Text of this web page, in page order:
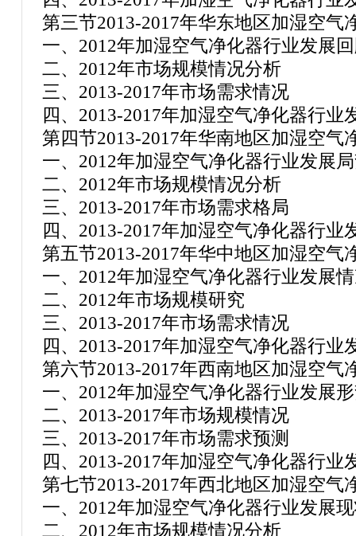
第三节2013-2017年华东地区加湿空气
一、2012年加湿空气净化器行业发展
二、2012年市场规模情况分析
三、2013-2017年市场需求情况
四、2013-2017年加湿空气净化器行业
第四节2013-2017年华南地区加湿空气
一、2012年加湿空气净化器行业发展
二、2012年市场规模情况分析
三、2013-2017年市场需求格局
四、2013-2017年加湿空气净化器行业
第五节2013-2017年华中地区加湿空气
一、2012年加湿空气净化器行业发展
二、2012年市场规模研究
三、2013-2017年市场需求情况
四、2013-2017年加湿空气净化器行业
第六节2013-2017年西南地区加湿空气
一、2012年加湿空气净化器行业发展
二、2013-2017年市场规模情况
三、2013-2017年市场需求预测
四、2013-2017年加湿空气净化器行业
第七节2013-2017年西北地区加湿空气
一、2012年加湿空气净化器行业发展
二、2012年市场规模情况分析